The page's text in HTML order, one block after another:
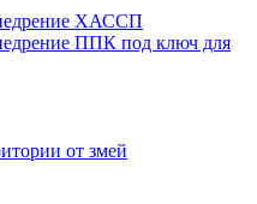
ХАССП
ППК под ключ для
от змей